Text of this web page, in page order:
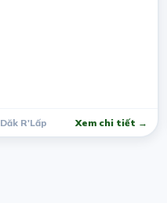
Chí Minh, Việt Nam
R'Lấp Xem chi tiết →